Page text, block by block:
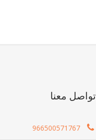
تواصل معنا
966500571767